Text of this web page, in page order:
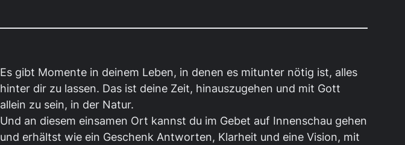
Es gibt Momente in deinem Leben, in denen es mitunter nötig ist, alles
hinter dir zu lassen. Das ist deine Zeit, hinauszugehen und mit Gott
allein zu sein, in der Natur.
Und an diesem einsamen Ort kannst du im Gebet auf Innenschau gehen
und erhältst wie ein Geschenk Antworten, Klarheit und eine Vision, mit